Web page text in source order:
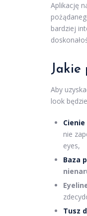
Aplikację
bardziej
Jakie
Aby
look
nie
eyes,
Baza
Tusz